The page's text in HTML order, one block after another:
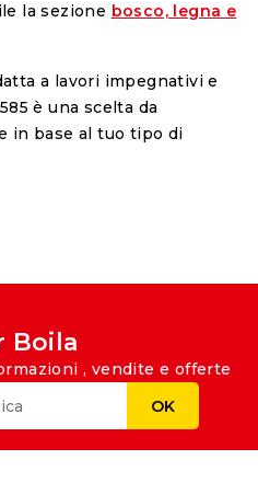
la sezione bosco, legna e
a lavori impegnativi e
è una scelta da
in base al tuo tipo di
Boila
, vendite e offerte